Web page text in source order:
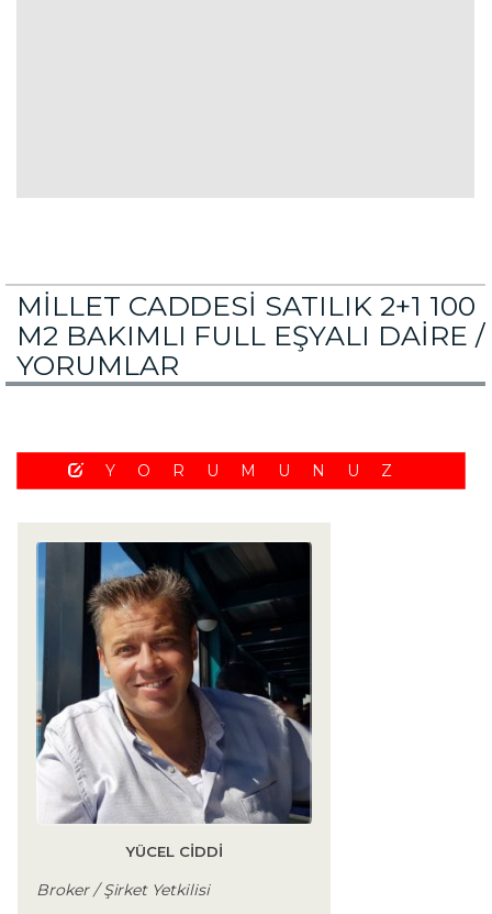
MİLLET CADDESİ SATILIK 2+1 100
M2 BAKIMLI FULL EŞYALI DAİRE /
YORUMLAR
YORUMUNUZ
YÜCEL CIDDI
Broker / Şirket Yetkilisi